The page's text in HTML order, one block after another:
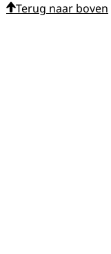
Terug naar boven